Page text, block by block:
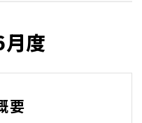
度
要